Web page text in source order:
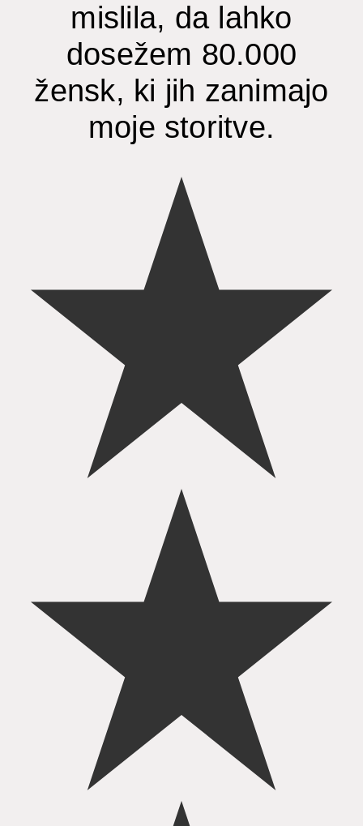
mislila, da lahko
dosežem 80.000
žensk, ki jih zanimajo
moje storitve.